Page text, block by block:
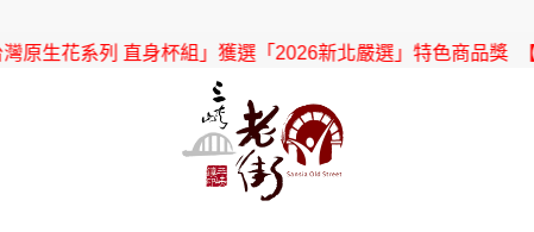
身杯組」獲選「2026新北嚴選」特色商品獎 【協會公告】